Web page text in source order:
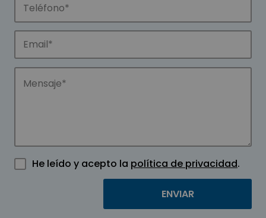
He leído y acepto la política de privacidad.